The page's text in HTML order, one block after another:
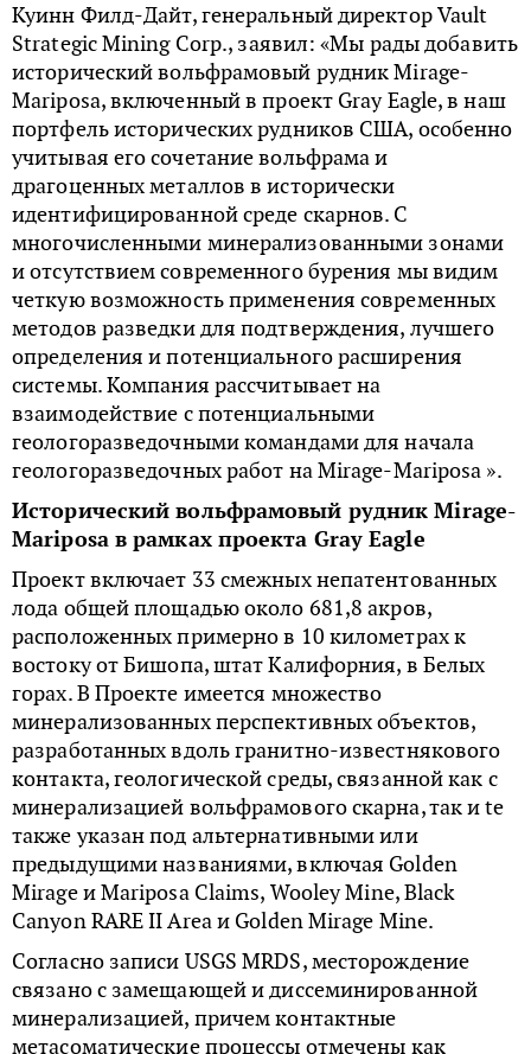
Куинн Филд-Дайт, генеральный директор Vault
Strategic Mining Corp., заявил: «Мы рады добавить
исторический вольфрамовый рудник Mirage-
Mariposa, включенный в проект Gray Eagle, в наш
портфель исторических рудников США, особенно
учитывая его сочетание вольфрама и
драгоценных металлов в исторически
идентифицированной среде скарнов. С
многочисленными минерализованными зонами
и отсутствием современного бурения мы видим
четкую возможность применения современных
методов разведки для подтверждения, лучшего
определения и потенциального расширения
системы. Компания рассчитывает на
взаимодействие с потенциальными
геологоразведочными командами для начала
геологоразведочных работ на Mirage-Mariposa ».
Исторический вольфрамовый рудник Mirage-
Mariposa в рамках проекта Gray Eagle
Проект включает 33 смежных непатентованных
лода общей площадью около 681,8 акров,
расположенных примерно в 10 километрах к
востоку от Бишопа, штат Калифорния, в Белых
горах. В Проекте имеется множество
минерализованных перспективных объектов,
разработанных вдоль гранитно-известнякового
контакта, геологической среды, связанной как с
минерализацией вольфрамового скарна, так и te
также указан под альтернативными или
предыдущими названиями, включая Golden
Mirage и Mariposa Claims, Wooley Mine, Black
Canyon RARE II Area и Golden Mirage Mine.
Согласно записи USGS MRDS, месторождение
связано с замещающей и диссеминированной
минерализацией, причем контактные
метасоматические процессы отмечены как